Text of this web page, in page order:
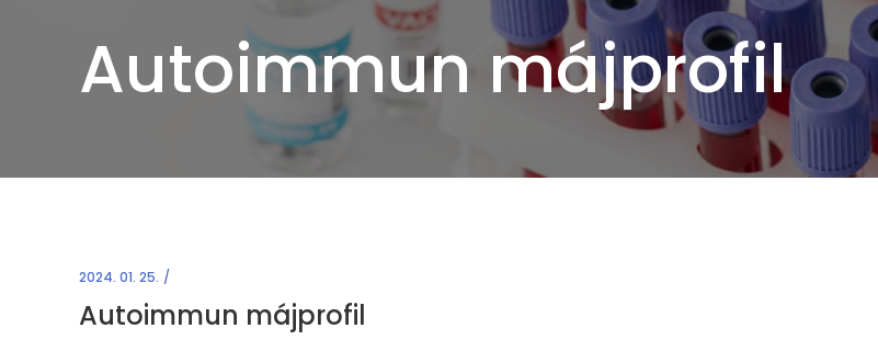
Autoimmun májprofil
2024. 01. 25.
Autoimmun májprofil